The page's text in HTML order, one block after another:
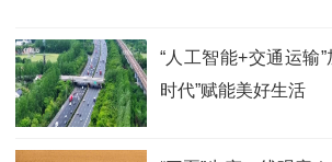
“人工智能+交通运输”
时代”赋能美好生活